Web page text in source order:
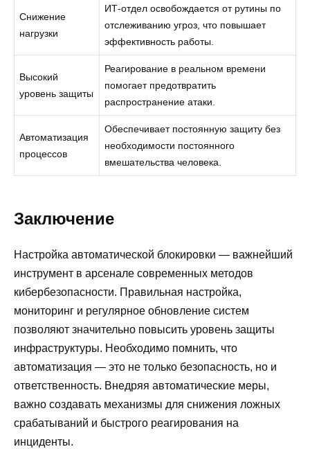
Снижение
нагрузки
ИТ-отдел освобождается от рутины по
отслеживанию угроз, что повышает
эффективность работы.
Высокий
уровень защиты
Реагирование в реальном времени
помогает предотвратить
распространение атаки.
Автоматизация
процессов
Обеспечивает постоянную защиту без
необходимости постоянного
вмешательства человека.
Заключение
Настройка автоматической блокировки — важнейший
инструмент в арсенале современных методов
кибербезопасности. Правильная настройка,
мониторинг и регулярное обновление систем
позволяют значительно повысить уровень защиты
инфраструктуры. Необходимо помнить, что
автоматизация — это не только безопасность, но и
ответственность. Внедряя автоматические меры,
важно создавать механизмы для снижения ложных
срабатываний и быстрого реагирования на
инциденты.